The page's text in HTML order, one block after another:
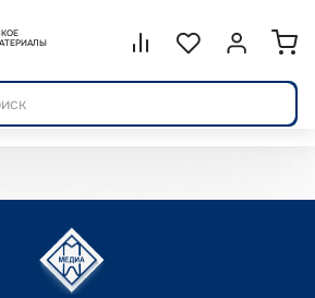
Сравнение.
СписокВойти или